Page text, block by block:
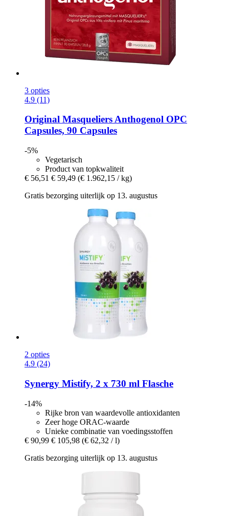
3 opties
4.9 (11)
Original MasqueliersAnthogenol OPC
Capsules, 90 Capsules
-5%
Vegetarisch
Product van topkwaliteit
€ 56,51 € 59,49 (€ 1.962,15 / kg)
Gratis bezorging uiterlijk op 13. augustus
2 opties
4.9 (24)
Synergy Mistify, 2 x 730 ml Flasche
-14%
Rijke bron van waardevolle antioxidanten
Zeer hoge ORAC-waarde
Unieke combinatie van voedingsstoffen
€ 90,99 € 105,98 (€ 62,32 / l)
Gratis bezorging uiterlijk op 13. augustus